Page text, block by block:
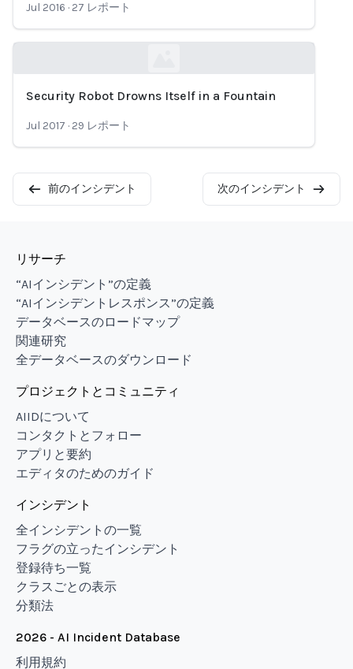
Jul 2016 · 27 レポート
Security Robot Drowns Itself in a Fountain
Jul 2017 · 29 レポート
前のインシデント 次のインシデント
リサーチ
“AIインシデント”の定義
“AIインシデントレスポンス”の定義
データベースのロードマップ
関連研究
全データベースのダウンロード
プロジェクトとコミュニティ
AIIDについて
コンタクトとフォロー
アプリと要約
エディタのためのガイド
インシデント
全インシデントの一覧
フラグの立ったインシデント
登録待ち一覧
クラスごとの表示
分類法
2026 - AI Incident Database
利用規約